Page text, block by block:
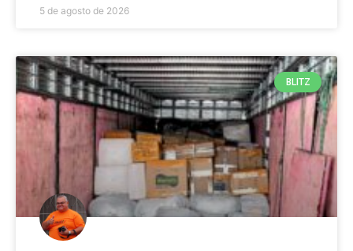
5 de agosto de 2026
BLITZ